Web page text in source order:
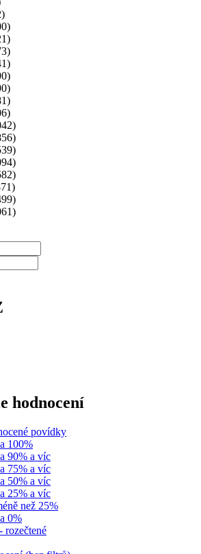
hodnocení
povídky
100%
90% a víc
75% a víc
50% a víc
25% a víc
než 25%
0%
rozečtené